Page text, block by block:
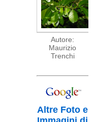
Autore:
Maurizio
Trenchi
Altre Foto e